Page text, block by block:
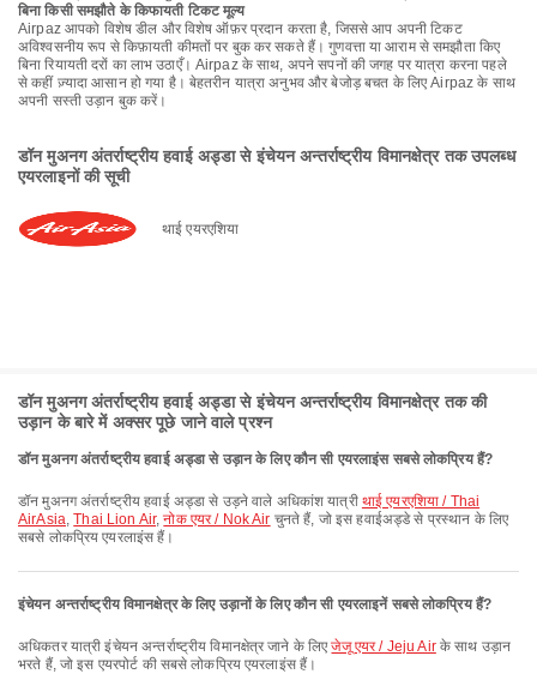
बिना किसी समझौते के किफायती टिकट मूल्य
Airpaz आपको विशेष डील और विशेष ऑफ़र प्रदान करता है, जिससे आप अपनी टिकट
अविश्वसनीय रूप से किफ़ायती कीमतों पर बुक कर सकते हैं। गुणवत्ता या आराम से समझौता किए
बिना रियायती दरों का लाभ उठाएँ। Airpaz के साथ, अपने सपनों की जगह पर यात्रा करना पहले
से कहीं ज़्यादा आसान हो गया है। बेहतरीन यात्रा अनुभव और बेजोड़ बचत के लिए Airpaz के साथ
अपनी सस्ती उड़ान बुक करें।
डॉन मुअनग अंतर्राष्ट्रीय हवाई अड्डा से इंचेयन अन्तर्राष्ट्रीय विमानक्षेत्र तक उपलब्ध
एयरलाइनों की सूची
थाई एयरएशिया
डॉन मुअनग अंतर्राष्ट्रीय हवाई अड्डा से इंचेयन अन्तर्राष्ट्रीय विमानक्षेत्र तक की
उड़ान के बारे में अक्सर पूछे जाने वाले प्रश्न
डॉन मुअनग अंतर्राष्ट्रीय हवाई अड्डा से उड़ान के लिए कौन सी एयरलाइंस सबसे लोकप्रिय हैं?
डॉन मुअनग अंतर्राष्ट्रीय हवाई अड्डा से उड़ने वाले अधिकांश यात्री थाई एयरएशिया / Thai
AirAsia,Thai Lion Air,नोक एयर / Nok Air चुनते हैं, जो इस हवाईअड्डे से प्रस्थान के लिए
सबसे लोकप्रिय एयरलाइंस हैं।
इंचेयन अन्तर्राष्ट्रीय विमानक्षेत्र के लिए उड़ानों के लिए कौन सी एयरलाइनें सबसे लोकप्रिय हैं?
अधिकतर यात्री इंचेयन अन्तर्राष्ट्रीय विमानक्षेत्र जाने के लिएजेजू एयर / Jeju Airके साथ उड़ान
भरते हैं, जो इस एयरपोर्ट की सबसे लोकप्रिय एयरलाइंस हैं।